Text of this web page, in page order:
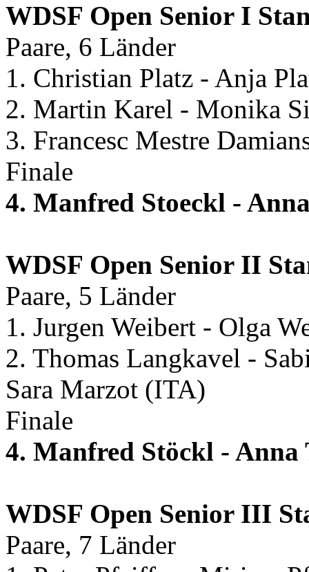
WDSF Open Senior I
Paare, 6 Länder
1. Christian Platz - Anja
2. Martin Karel - Monika
3. Francesc Mestre
Finale
4. Manfred Stoeckl -
WDSF Open Senior II
Paare, 5 Länder
1. Jurgen Weibert - Olga
2. Thomas Langkavel -
Sara Marzot (ITA)
Finale
4. Manfred Stöckl -
WDSF Open Senior III
Paare, 7 Länder